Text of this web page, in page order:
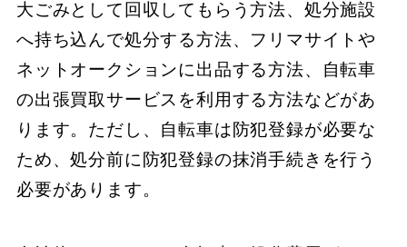
大ごみとして回収してもらう方法、​処分施設
へ持ち込んで処分する方法、​フリマサイトや
ネットオークションに出品する方法、​自転車
の出張買取サービスを利用する方法などがあ
ります。​ただし、​自転車は防犯登録が必要な
ため、​処分前に防犯登録の抹消手続きを行う
必要があります。